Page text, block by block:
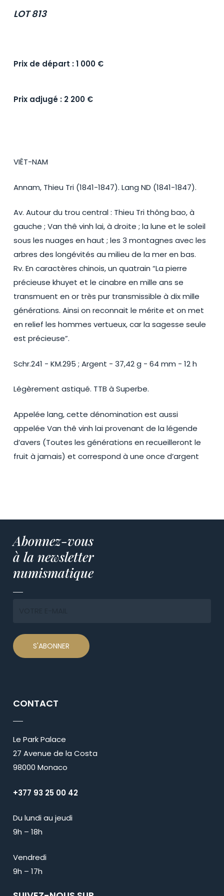
LOT 813
Prix de départ : 1 000 €
Prix adjugé : 2 200 €
VIÊT-NAM
Annam, Thieu Tri (1841-1847). Lang ND (1841-1847).
Av. Autour du trou central : Thieu Tri thông bao, à
gauche ; Van thê vinh lai, à droite ; la lune et le soleil
sous les nuages en haut ; les 3 montagnes avec les
arbres des longévités au milieu de la mer en bas.
Rv. En caractères chinois, un quatrain “La pierre
précieuse khuyet et le cinabre en mille ans se
transmuent en or très pur transmissible à dix mille
générations. Ainsi on reconnait le mérite et on met
en relief les hommes vertueux, car la sagesse seule
est précieuse”.
Schr.241 - KM.295 ; Argent - 37,42 g - 64 mm - 12 h
Légèrement astiqué. TTB à Superbe.
Appelée lang, cette dénomination est aussi
appelée Van thê vinh lai provenant de la légende
d’avers (Toutes les générations en recueilleront le
fruit à jamais) et correspond à une once d’argent
Abonnez-vous
à la newsletter
numismatique
CONTACT
Le Park Palace
27 Avenue de la Costa
98000 Monaco
+377 93 25 00 42
Du lundi au jeudi
9h – 18h
Vendredi
9h – 17h